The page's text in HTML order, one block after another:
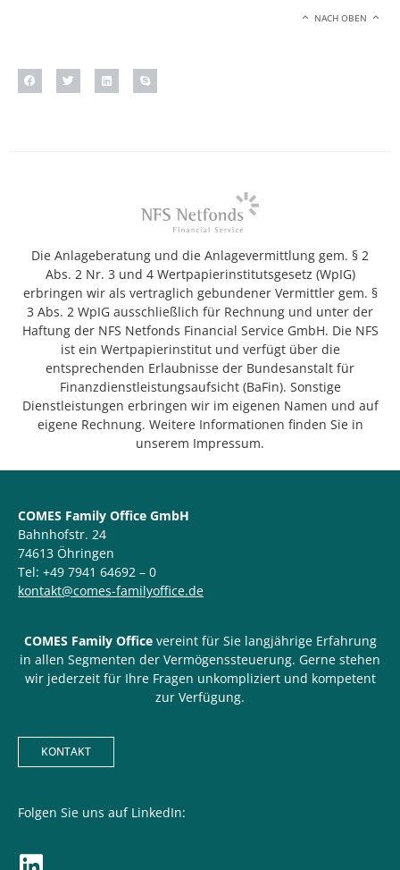
NACH OBEN
Die Anlageberatung und die Anlagevermittlung gem. § 2
Abs. 2 Nr. 3 und 4 Wertpapierinstitutsgesetz (WpIG)
erbringen wir als vertraglich gebundener Vermittler gem. §
3 Abs. 2 WpIG ausschließlich für Rechnung und unter der
Haftung der NFS Netfonds Financial Service GmbH. Die NFS
ist ein Wertpapierinstitut und verfügt über die
entsprechenden Erlaubnisse der Bundesanstalt für
Finanzdienstleistungsaufsicht (BaFin). Sonstige
Dienstleistungen erbringen wir im eigenen Namen und auf
eigene Rechnung. Weitere Informationen finden Sie in
unserem Impressum.
COMES Family Office GmbH
Bahnhofstr. 24
74613 Öhringen
Tel: +49 7941 64692 – 0
kontakt@comes-familyoffice.de
COMES Family Office vereint für Sie langjährige Erfahrung
in allen Segmenten der Vermögenssteuerung. Gerne stehen
wir jederzeit für Ihre Fragen unkompliziert und kompetent
zur Verfügung.
KONTAKT
Folgen Sie uns auf LinkedIn: